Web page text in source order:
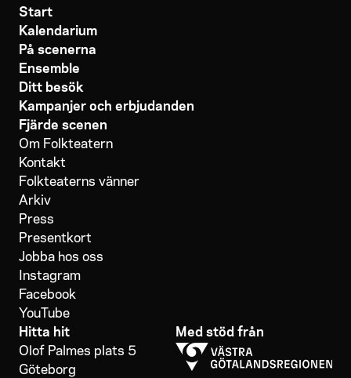
Start
Kalendarium
På scenerna
Ensemble
Ditt besök
Kampanjer och erbjudanden
Fjärde scenen
Om Folkteatern
Kontakt
Folkteaterns vänner
Arkiv
Press
Presentkort
Jobba hos oss
Instagram
Facebook
YouTube
Hitta hit
Olof Palmes plats 5
Göteborg
Med stöd från